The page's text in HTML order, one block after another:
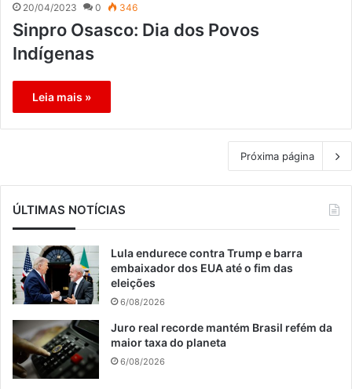
20/04/2023 0 346
Sinpro Osasco: Dia dos Povos
Indígenas
Leia mais »
Próxima página
ÚLTIMAS NOTÍCIAS
Lula endurece contra Trump e barra
embaixador dos EUA até o fim das
eleições
6/08/2026
Juro real recorde mantém Brasil refém da
maior taxa do planeta
6/08/2026